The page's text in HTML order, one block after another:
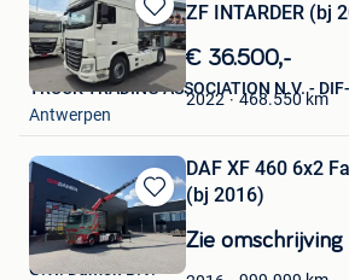
Bewaren
in
Mijn
Favorieten
ZF INTARDER (bj
€ 36.500,-
2022 468.550 km
TRUCK TRADING ASSOCIATION N.V. -
Antwerpen
Bewaren
in
Mijn
Favorieten
DAF XF 460 6x2
(bj 2016)
Zie omschrijving
G.W. Damen B.V.